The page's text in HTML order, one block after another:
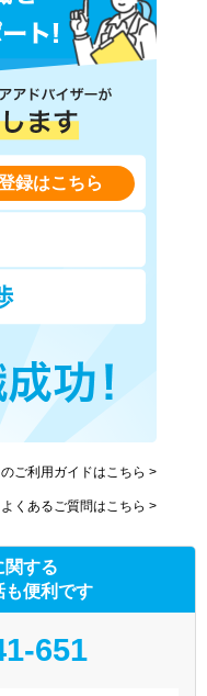
録はこちら
ご利用ガイドはこちら >
よくあるご質問はこちら >
関する
も便利です
651